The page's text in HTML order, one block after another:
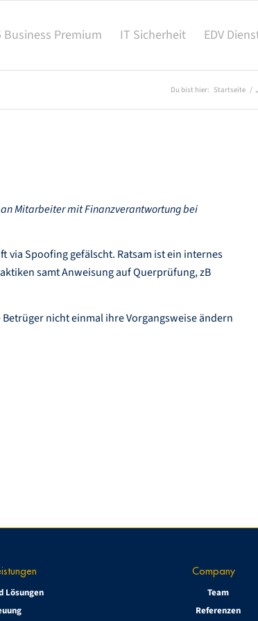
Business Premium IT Sicherheit EDV
Du bist hier: Startseite /
an Mitarbeiter mit Finanzverantwortung bei
via Spoofing gefälscht. Ratsam ist ein internes
samt Anweisung auf Querprüfung, zB
nicht einmal ihre Vorgangsweise ändern
Lösungen
Company
Team
Referenzen